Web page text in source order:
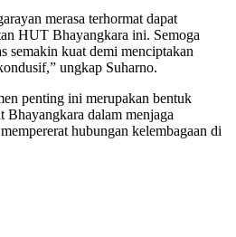
merasa terhormat dapat
HUT Bhayangkara ini. Semoga
semakin kuat demi menciptakan
ungkap Suharno.
penting ini merupakan bentuk
Bhayangkara dalam menjaga
hubungan kelembagaan di